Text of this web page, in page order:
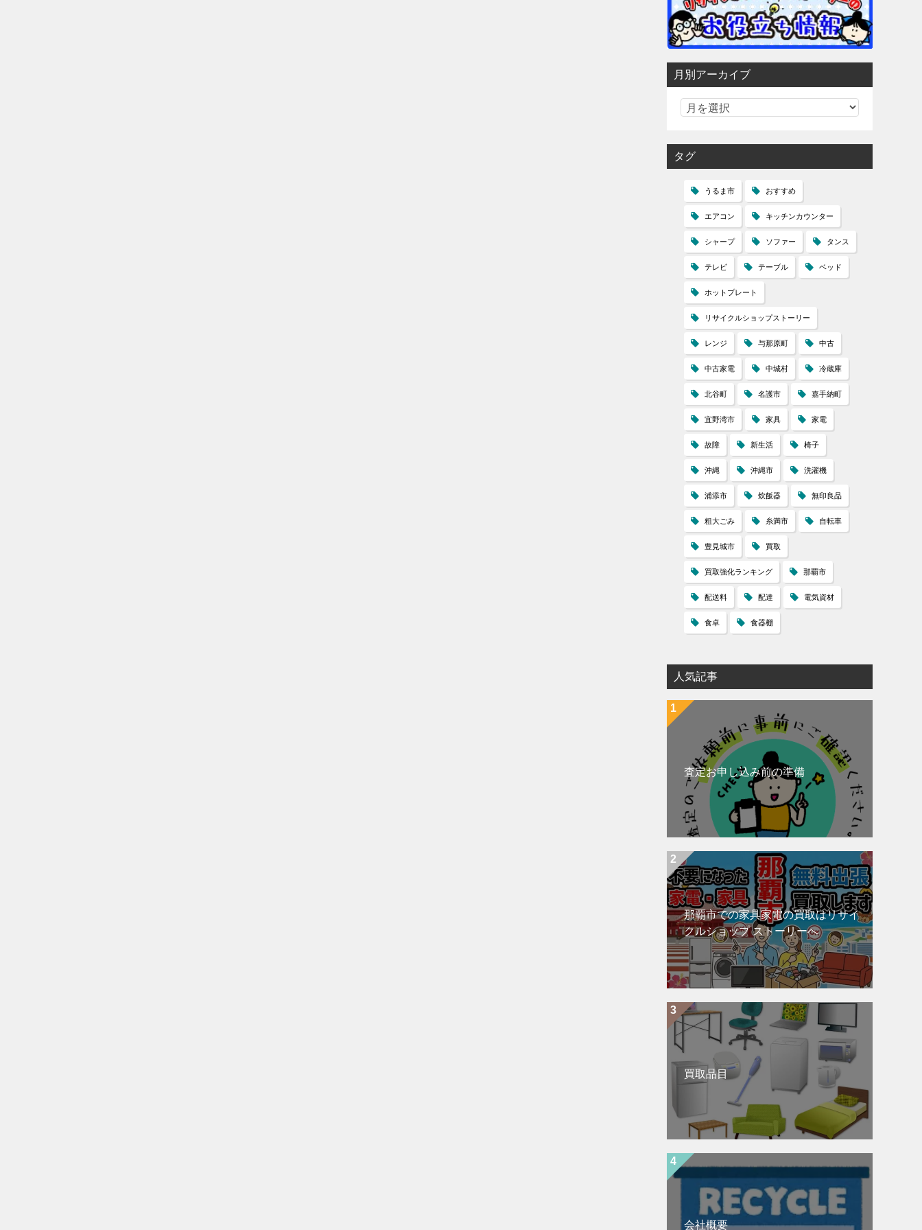
月別アーカイブ
タグ
うるま市 おすすめ
エアコン キッチンカウンター
シャープ ソファー タンス
テレビ テーブル ベッド
ホットプレート
リサイクルショップストーリー
レンジ 与那原町 中古
中古家電 中城村 冷蔵庫
北谷町 名護市 嘉手納町
宜野湾市 家具 家電
故障 新生活 椅子
沖縄 沖縄市 洗濯機
浦添市 炊飯器 無印良品
粗大ごみ 糸満市 自転車
豊見城市 買取
買取強化ランキング 那覇市
配送料 配達 電気資材
食卓 食器棚
人気記事
査定お申し込み前の準備
那覇市での家具家電の買取はリサイ
クルショップ ストーリーへ
買取品目
会社概要